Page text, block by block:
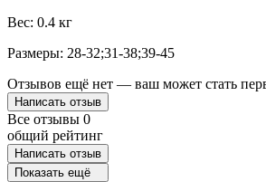
Вес: 0.4 кг
Размеры: 28-32;31-38;39-45
Отзывов ещё нет — ваш может стать
Написать отзыв
Все отзывы 0
общий рейтинг
Написать отзыв
Показать ещё